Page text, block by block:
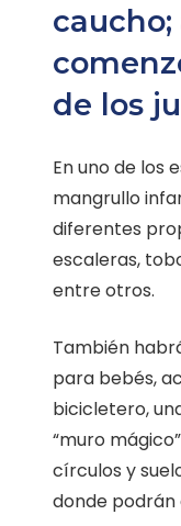
de los
En uno de los
mangrullo
diferentes
escaleras,
entre otros.
También
para bebés,
bicicletero,
“muro
círculos y
donde